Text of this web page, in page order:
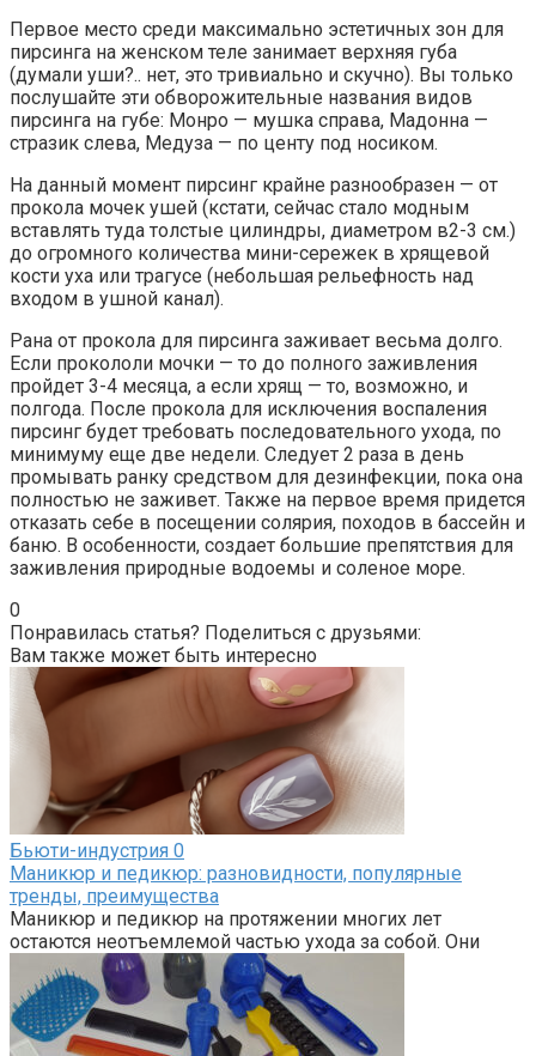
Первое место среди максимально эстетичных зон для
пирсинга на женском теле занимает верхняя губа
(думали уши?.. нет, это тривиально и скучно). Вы только
послушайте эти обворожительные названия видов
пирсинга на губе: Монро — мушка справа, Мадонна —
стразик слева, Медуза — по центу под носиком.
На данный момент пирсинг крайне разнообразен — от
прокола мочек ушей (кстати, сейчас стало модным
вставлять туда толстые цилиндры, диаметром в2-3 см.)
до огромного количества мини-сережек в хрящевой
кости уха или трагусе (небольшая рельефность над
входом в ушной канал).
Рана от прокола для пирсинга заживает весьма долго.
Если прокололи мочки — то до полного заживления
пройдет 3-4 месяца, а если хрящ — то, возможно, и
полгода. После прокола для исключения воспаления
пирсинг будет требовать последовательного ухода, по
минимуму еще две недели. Следует 2 раза в день
промывать ранку средством для дезинфекции, пока она
полностью не заживет. Также на первое время придется
отказать себе в посещении солярия, походов в бассейн и
баню. В особенности, создает большие препятствия для
заживления природные водоемы и соленое море.
0
Понравилась статья? Поделиться с друзьями:
Вам также может быть интересно
Бьюти-индустрия 0
Маникюр и педикюр: разновидности, популярные
тренды, преимущества
Маникюр и педикюр на протяжении многих лет
остаются неотъемлемой частью ухода за собой. Они